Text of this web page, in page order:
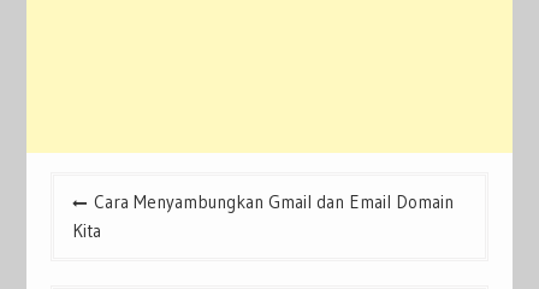
Post
navigation
Cara Menyambungkan Gmail dan Email Domain
Kita